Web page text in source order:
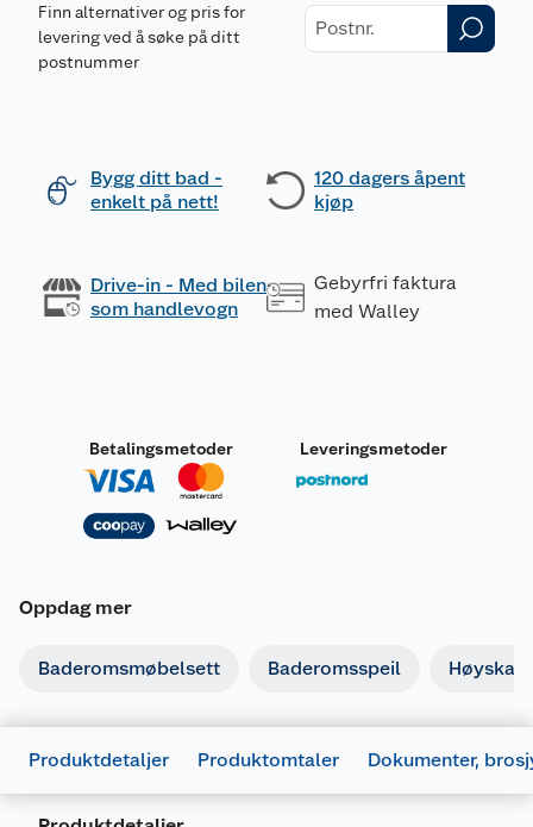
Finn alternativer og pris for
levering ved å søke på ditt
postnummer
Bygg ditt bad -
enkelt på nett!
120 dagers åpent
kjøp
Drive-in - Med bilen
som handlevogn
Gebyrfri faktura
med Walley
Betalingsmetoder Leveringsmetoder
Oppdag mer
Baderomsmøbelsett Baderomsspeil Høyskap
Produktdetaljer Produktomtaler Dokumenter,